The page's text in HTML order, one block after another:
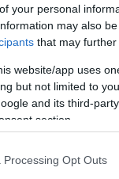
your personal
may also
that may further
website/app uses
but not limited to
and its third-
section.
Processing Opt Outs